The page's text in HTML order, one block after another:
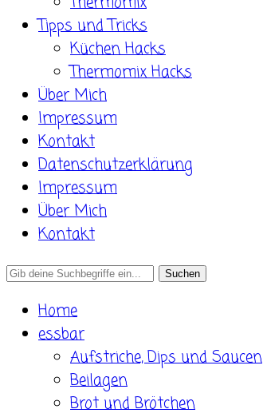
Tipps und Tricks
Küchen Hacks
Thermomix Hacks
Über Mich
Impressum
Kontakt
Datenschutzerklärung
Impressum
Über Mich
Kontakt
Search
Home
essbar
Aufstriche, Dips und Saucen
Beilagen
Brot und Brötchen